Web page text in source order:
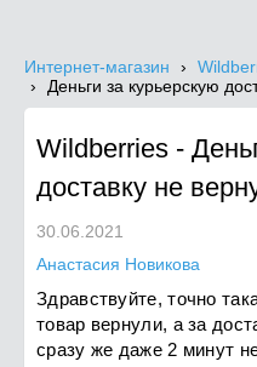
Интернет-магазин
Деньги за курьерскую
Wildberries -
доставку не
30.06.2021
Анастасия Новикова
Здравствуйте, точно
товар вернули, а за
сразу же даже 2 минут